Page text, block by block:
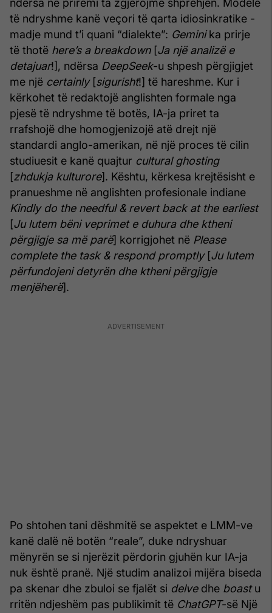
ndërsa ne priremi ta zgjerojmë shprehjen. Modele
të ndryshme kanë veçori të qarta idiosinkratike -
madje mund t’i quani “dialekte”: Geminika prirje
të thotë here’s a breakdown[Ja një analizë e
detajuar!], ndërsa DeepSeek-u shpesh përgjigjet
me një certainly[sigurisht!] të hareshme. Kur i
kërkohet të redaktojë anglishten formale nga
pjesë të ndryshme të botës, IA-ja priret ta
rrafshojë dhe homogjenizojë atë drejt një
standardi anglo-amerikan, në një proces të cilin
studiuesit e kanë quajtur cultural ghosting
[zhdukja kulturore]. Kështu, kërkesa krejtësisht e
pranueshme në anglishten profesionale indiane
Kindly do the needful & revert back at the earliest
[Ju lutem bëni veprimet e duhura dhe ktheni
përgjigje sa më parë] korrigjohet në Please
complete the task & respond promptly[Ju lutem
përfundojeni detyrën dhe ktheni përgjigje
menjëherë].
Po shtohen tani dëshmitë se aspektet e LMM-ve
kanë dalë në botën “reale”, duke ndryshuar
mënyrën se si njerëzit përdorin gjuhën kur IA-ja
nuk është pranë. Një studim analizoi mijëra biseda
pa skenar dhe zbuloi se fjalët si delvedhe boastu
rritën ndjeshëm pas publikimit të ChatGPT-së Një